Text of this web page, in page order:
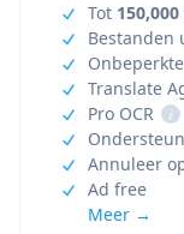
Tot 150,000
Bestanden
Translate
Pro OCR
i
Annuleer
Ad free
Meer →